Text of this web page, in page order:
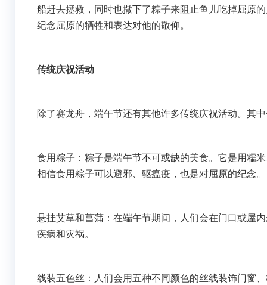
船赶去拯救，同时也撒下了粽子来阻止鱼儿吃掉屈原
纪念屈原的牺牲和表达对他的敬仰。
传统庆祝活动
除了赛龙舟，端午节还有其他许多传统庆祝活动。其
食用粽子：粽子是端午节不可或缺的美食。它是用糯
相信食用粽子可以避邪、驱瘟疫，也是对屈原的纪念。
悬挂艾草和菖蒲：在端午节期间，人们会在门口或屋
疾病和灾祸。
线装五色丝：人们会用五种不同颜色的丝线装饰门窗